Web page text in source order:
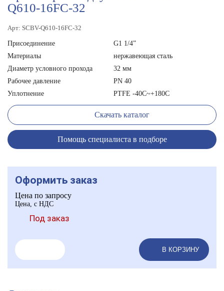
Q610-16FC-32
Арт: SCBV-Q610-16FC-32
Присоединение
G1 1/4”
Материалы
нержавеющая сталь
Диаметр условного прохода
32 мм
Рабочее давление
PN 40
Уплотнение
PTFE -40C~+180C
Скачать каталог
Помощь специалиста в подборе
Оформить заказ
Цена по запросу
Цена, с НДС
Под заказ
В КОРЗИНУ